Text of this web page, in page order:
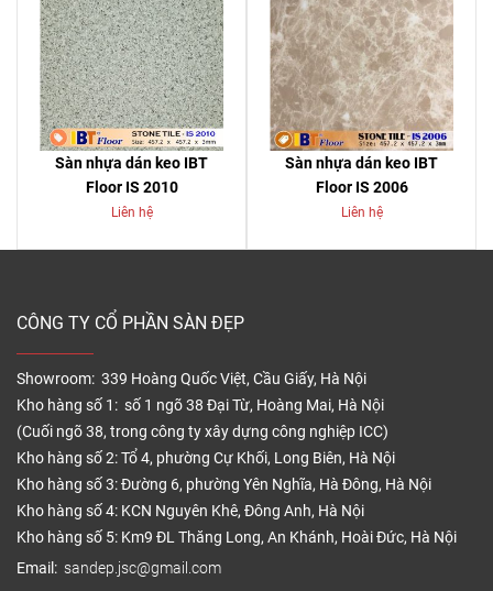
Sàn nhựa dán keo IBT
Floor IS 2010
Liên hệ
Sàn nhựa dán keo IBT
Floor IS 2006
Liên hệ
CÔNG TY CỔ PHẦN SÀN ĐẸP
Showroom: 339 Hoàng Quốc Việt, Cầu Giấy, Hà Nội
Kho hàng số 1: số 1 ngõ 38 Đại Từ, Hoàng Mai, Hà Nội
(Cuối ngõ 38, trong công ty xây dựng công nghiệp ICC)
Kho hàng số 2: Tổ 4, phường Cự Khối, Long Biên, Hà Nội
Kho hàng số 3: Đường 6, phường Yên Nghĩa, Hà Đông, Hà Nội
Kho hàng số 4: KCN Nguyên Khê, Đông Anh, Hà Nội
Kho hàng số 5: Km9 ĐL Thăng Long, An Khánh, Hoài Đức, Hà Nội
Email: sandep.jsc@gmail.com